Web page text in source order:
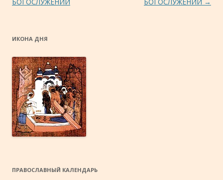
ИКОНА ДНЯ
ПРАВОСЛАВНЫЙ КАЛЕНДАРЬ